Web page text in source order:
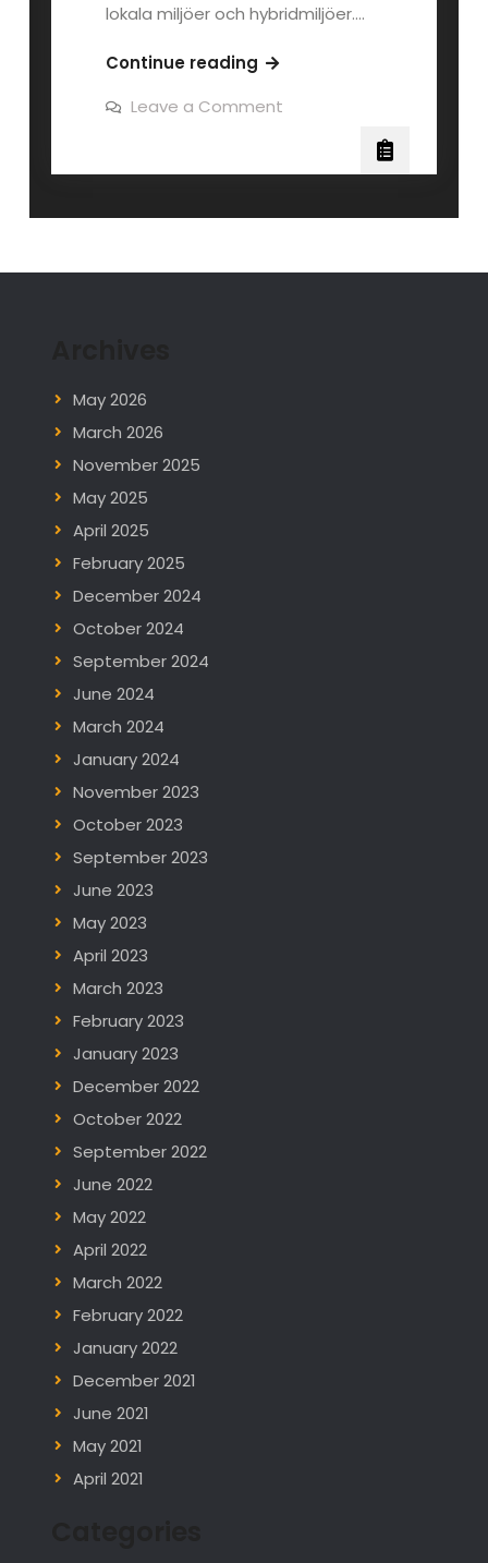
lokala miljöer och hybridmiljöer.…
Continue readingUtbildning
IT-
Leave a Commenton
tekniker
May 2026
March 2026
November 2025
May 2025
April 2025
February 2025
December 2024
October 2024
September 2024
June 2024
March 2024
January 2024
November 2023
October 2023
September 2023
June 2023
May 2023
April 2023
March 2023
February 2023
January 2023
December 2022
October 2022
September 2022
June 2022
May 2022
April 2022
March 2022
February 2022
January 2022
December 2021
June 2021
May 2021
April 2021